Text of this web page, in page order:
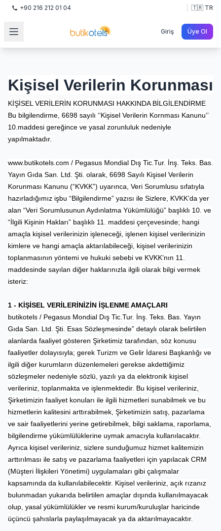
+90 216 212 01 04 🇹🇷 TR
Giriş Üye Ol
Kişisel Verilerin Korunması
KİŞİSEL VERİLERİN KORUNMASI HAKKINDA BİLGİLENDİRME
Bu bilgilendirme, 6698 sayılı ‘’Kişisel Verilerin Kornması Kanunu’’
10.maddesi gereğince ve yasal zorunluluk nedeniyle
yapılmaktadır.
www.butikotels.com / Pegasus Mondial Dış Tic.Tur. İnş. Teks. Bas.
Yayın Gıda San. Ltd. Şti. olarak, 6698 Sayılı Kişisel Verilerin
Korunması Kanunu (“KVKK”) uyarınca, Veri Sorumlusu sıfatıyla
hazırladığımız işbu “Bilgilendirme” yazısı ile Sizlere, KVKK’da yer
alan “Veri Sorumlusunun Aydınlatma Yükümlülüğü” başlıklı 10. ve
“İlgili Kişinin Hakları” başlıklı 11. maddesi çerçevesinde; hangi
amaçla kişisel verilerinizin işleneceği, işlenen kişisel verilerinizin
kimlere ve hangi amaçla aktarılabileceği, kişisel verilerinizin
toplanmasının yöntemi ve hukuki sebebi ve KVKK’nın 11.
maddesinde sayılan diğer haklarınızla ilgili olarak bilgi vermek
isteriz:
1 - KİŞİSEL VERİLERİNİZİN İŞLENME AMAÇLARI
butikotels / Pegasus Mondial Dış Tic.Tur. İnş. Teks. Bas. Yayın
Gıda San. Ltd. Şti. Esas Sözleşmesinde” detaylı olarak belirtilen
alanlarda faaliyet gösteren Şirketimiz tarafından, söz konusu
faaliyetler dolayısıyla; gerek Turizm ve Gelir İdaresi Başkanlığı ve
ilgili diğer kurumların düzenlemeleri gerekse akdettiğimiz
sözleşmeler nedeniyle sözlü, yazılı ya da elektronik kişisel
verileriniz, toplanmakta ve işlenmektedir. Bu kişisel verileriniz,
Şirketimizin faaliyet konuları ile ilgili hizmetleri sunabilmek ve bu
hizmetlerin kalitesini arttırabilmek, Şirketimizin satış, pazarlama
ve sair faaliyetlerini yerine getirebilmek, bilgi saklama, raporlama,
bilgilendirme yükümlülüklerine uymak amacıyla kullanılacaktır.
Ayrıca kişisel verileriniz, sizlere sunduğumuz hizmet kalitemizin
arttırılması ile satış ve pazarlama faaliyetleri için yapılacak CRM
(Müşteri İlişkileri Yönetimi) uygulamaları gibi çalışmalar
kapsamında da kullanılabilecektir. Kişisel verileriniz, açık rızanız
bulunmadan yukarıda belirtilen amaçlar dışında kullanılmayacak
olup, yasal yükümlülükler ve resmi kurum/kuruluşlar haricinde
üçüncü şahıslarla paylaşılmayacak ya da aktarılmayacaktır.